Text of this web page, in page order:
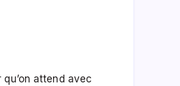
attend avec